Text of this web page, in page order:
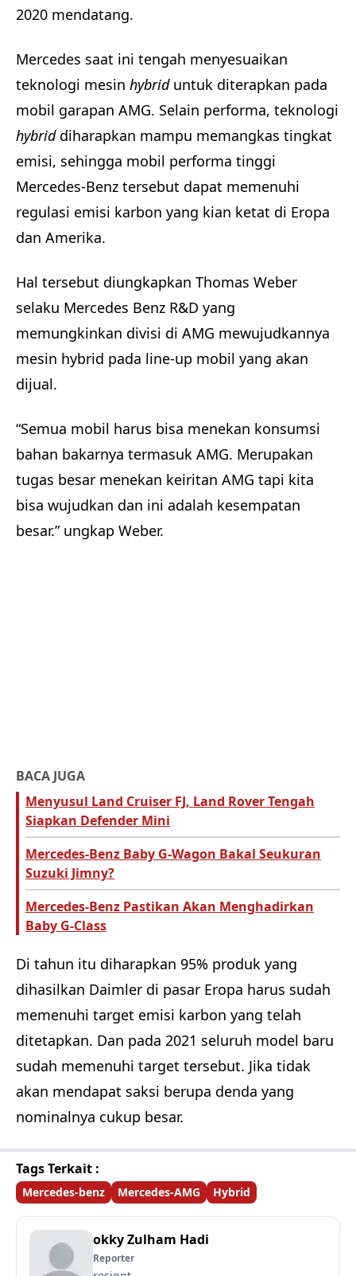
2020 mendatang.
Mercedes saat ini tengah menyesuaikan
teknologi mesin hybriduntuk diterapkan pada
mobil garapan AMG. Selain performa, teknologi
hybriddiharapkan mampu memangkas tingkat
emisi, sehingga mobil performa tinggi
Mercedes-Benz tersebut dapat memenuhi
regulasi emisi karbon yang kian ketat di Eropa
dan Amerika.
Hal tersebut diungkapkan Thomas Weber
selaku Mercedes Benz R&D yang
memungkinkan divisi di AMG mewujudkannya
mesin hybrid pada line-up mobil yang akan
dijual.
“Semua mobil harus bisa menekan konsumsi
bahan bakarnya termasuk AMG. Merupakan
tugas besar menekan keiritan AMG tapi kita
bisa wujudkan dan ini adalah kesempatan
besar.” ungkap Weber.
BACA JUGA
Menyusul Land Cruiser FJ, Land Rover Tengah
Siapkan Defender Mini
Mercedes-Benz Baby G-Wagon Bakal Seukuran
Suzuki Jimny?
Mercedes-Benz Pastikan Akan Menghadirkan
Baby G-Class
Di tahun itu diharapkan 95% produk yang
dihasilkan Daimler di pasar Eropa harus sudah
memenuhi target emisi karbon yang telah
ditetapkan. Dan pada 2021 seluruh model baru
sudah memenuhi target tersebut. Jika tidak
akan mendapat saksi berupa denda yang
nominalnya cukup besar.
Tags Terkait :
Mercedes-benz Mercedes-AMG Hybrid
okky Zulham Hadi
Reporter